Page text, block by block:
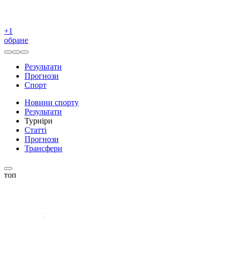
+1
обране
Результати
Прогнози
Спорт
Новини спорту
Результати
Турніри
Статті
Прогнози
Трансфери
топ